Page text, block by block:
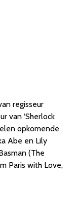
regisseur
van ‘Sherlock
opkomende
Abe en Lily
(The
Paris with Love,